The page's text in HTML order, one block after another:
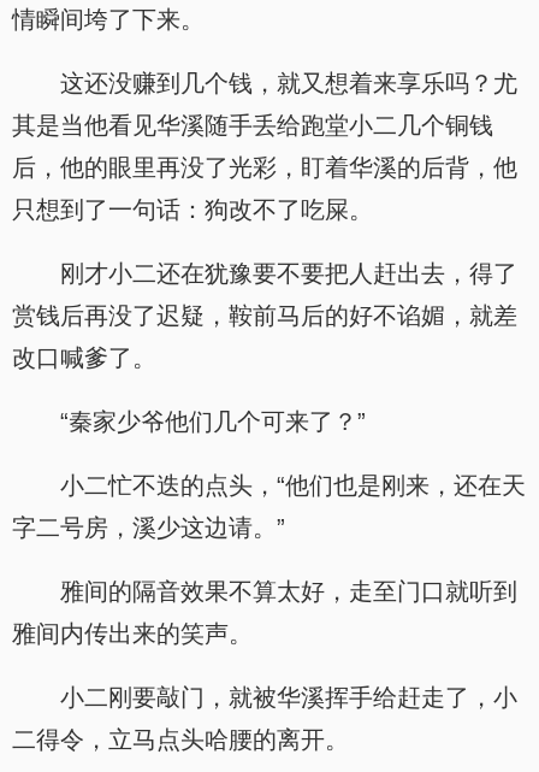
情瞬间垮了下来。
这还没赚到几个钱，就又想着来享乐吗？尤
其是当他看见华溪随手丢给跑堂小二几个铜钱
后，他的眼里再没了光彩，盯着华溪的后背，他
只想到了一句话：狗改不了吃屎。
刚才小二还在犹豫要不要把人赶出去，得了
赏钱后再没了迟疑，鞍前马后的好不谄媚，就差
改口喊爹了。
“秦家少爷他们几个可来了？”
小二忙不迭的点头，“他们也是刚来，还在天
字二号房，溪少这边请。”
雅间的隔音效果不算太好，走至门口就听到
雅间内传出来的笑声。
小二刚要敲门，就被华溪挥手给赶走了，小
二得令，立马点头哈腰的离开。